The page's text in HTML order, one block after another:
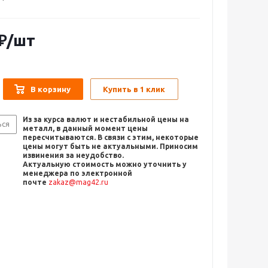
/шт
В корзину Купить в 1 клик
Из за курса валют и нестабильной цены на
металл, в данный момент цены
пересчитываются. В связи с этим, некоторые
цены могут быть не актуальными. Приносим
извинения за неудобство.
Актуальную стоимость можно уточнить у
менеджера по электронной
почте zakaz@mag42.ru